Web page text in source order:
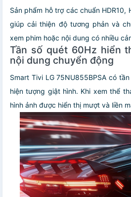
Sản phẩm hỗ trợ các chuẩn HDR10,
giúp cải thiện độ tương phản và
xem phim hoặc nội dung có nhiều
Tần số quét 60Hz hiển
nội dung chuyển động
Smart Tivi LG 75NU855BPSA có
hiện tượng giật hình. Khi xem thể
hình ảnh được hiển thị mượt và liền